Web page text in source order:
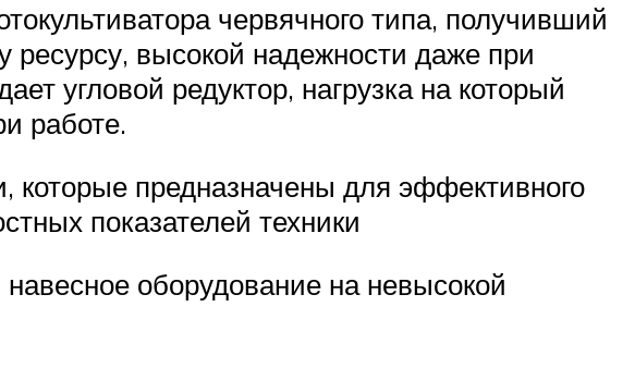
червячного типа, получивший
высокой надежности даже при
угловой редуктор, нагрузка на который
работе.
предназначены для эффективного
показателей техники
навесное оборудование на невысокой